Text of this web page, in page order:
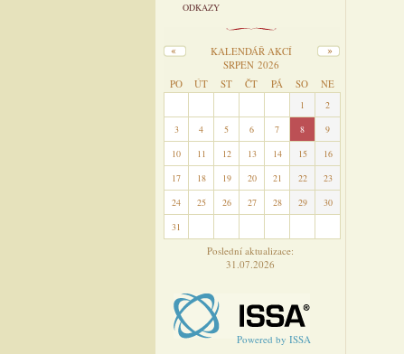
ODKAZY
KALENDÁŘ AKCÍ
SRPEN 2026
PO
ÚT ST ČT PÁ SO NE
1
2
3
4 5 6 7 8
9
10
11 12 13 14 15
16
17
18 19 20 21 22
23
24
25 26 27 28 29
30
31
Poslední aktualizace:
31.07.2026
Powered by ISSA